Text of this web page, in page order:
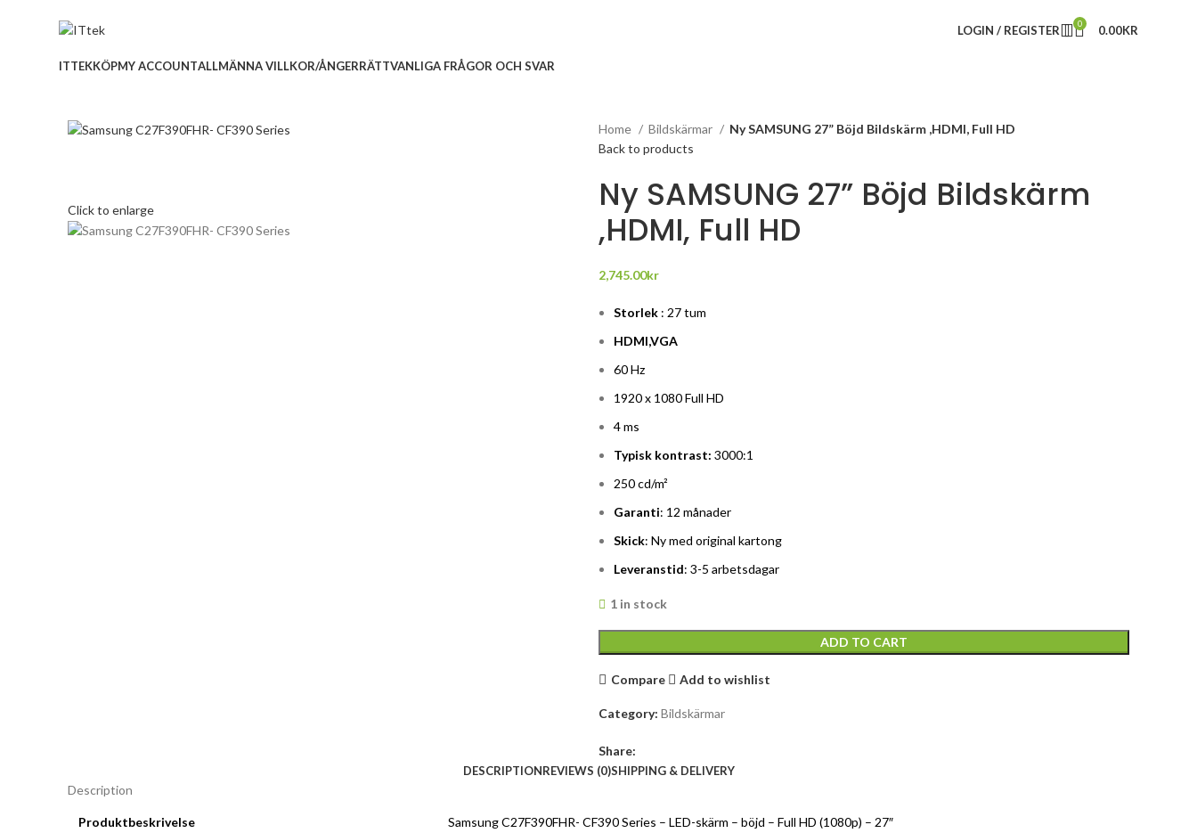
LOGIN / REGISTER 0 0.00KR
ITTEKKÖPMY ACCOUNTALLMÄNNA VILLKOR/ÅNGERRÄTTVANLIGA FRÅGOR OCH SVAR
Click to enlarge
Home Bildskärmar
Ny SAMSUNG 27” Böjd Bildskärm ,HDMI, Full HD
Back to products
Ny SAMSUNG 27” Böjd Bildskärm
,HDMI, Full HD
2,745.00kr
Storlek : 27 tum
HDMI,VGA
60 Hz
1920 x 1080 Full HD
4 ms
Typisk kontrast: 3000:1
250 cd/m²
Garanti: 12 månader
Skick: Ny med original kartong
Leveranstid: 3-5 arbetsdagar
1 in stock
ADD TO CART
Compare Add to wishlist
Category: Bildskärmar
Share:
DESCRIPTIONREVIEWS (0)SHIPPING & DELIVERY
Description
Produktbeskrivelse Samsung C27F390FHR- CF390 Series – LED-skärm – böjd – Full HD (1080p) – 27″